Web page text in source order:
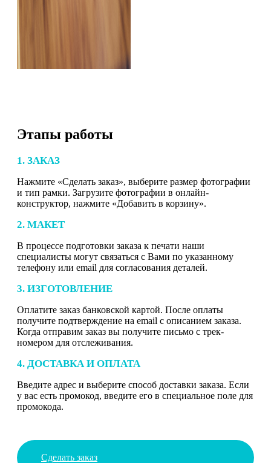
Этапы работы
1. ЗАКАЗ
Нажмите «Сделать заказ», выберите размер фотографии
и тип рамки. Загрузите фотографии в онлайн-
конструктор, нажмите «Добавить в корзину».
2. МАКЕТ
В процессе подготовки заказа к печати наши
специалисты могут связаться с Вами по указанному
телефону или email для согласования деталей.
3. ИЗГОТОВЛЕНИЕ
Оплатите заказ банковской картой. После оплаты
получите подтверждение на email с описанием заказа.
Когда отправим заказ вы получите письмо с трек-
номером для отслеживания.
4. ДОСТАВКА И ОПЛАТА
Введите адрес и выберите способ доставки заказа. Если
у вас есть промокод, введите его в специальное поле для
промокода.
Сделать заказ